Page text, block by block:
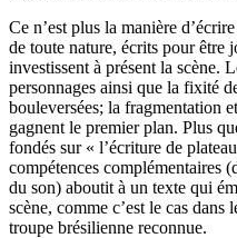
Ce n’est plus la manière
de toute nature, écrits pour être
investissent à présent la scène.
personnages ainsi que la fixité
bouleversées; la fragmentation
gagnent le premier plan. Plus
fondés sur « l’écriture de
compétences complémentaires
du son) aboutit à un texte qui
scène, comme c’est le cas dans
troupe brésilienne reconnue.